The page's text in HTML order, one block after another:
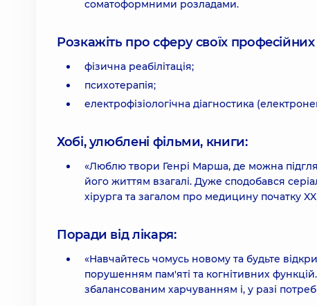
соматоформними розладами.
Розкажіть про сферу своїх професійних
фізична реабілітація;
психотерапія;
електрофізіологічна діагностика
Хобі, улюблені фільми, книги:
«Люблю твори Генрі Марша, де можна
його життям взагалі. Дуже сподобався
хірурга та загалом про медицину початку XX
Поради від лікаря:
«Навчайтесь чомусь новому та будьте
порушенням пам'яті та когнітивних
збалансованим харчуванням і, у разі